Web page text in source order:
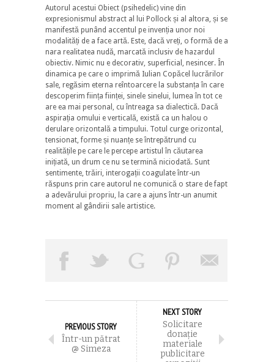
Autorul acestui Obiect (psihedelic) vine din
expresionismul abstract al lui Pollock și al altora, și se
manifestă punând accentul pe invenția unor noi
modalități de a face artă. Este, dacă vreți, o formă de a
nara realitatea nudă, marcată inclusiv de hazardul
obiectiv. Nimic nu e decorativ, superficial, nesincer. În
dinamica pe care o imprimă Iulian Copăcel lucrărilor
sale, regăsim eterna reîntoarcere la substanța în care
descoperim ființa ființei, sinele sinelui, lumea în tot ce
are ea mai personal, cu întreaga sa dialectică. Dacă
aspirația omului e verticală, există ca un halou o
derulare orizontală a timpului. Totul curge orizontal,
tensionat, forme și nuanțe se întrepătrund cu
realitățile pe care le percepe artistul în căutarea
inițiată, un drum ce nu se termină niciodată. Sunt
sentimente, trăiri, interogații coagulate într-un
răspuns prin care autorul ne comunică o stare de fapt
a adevărului propriu, la care a ajuns într-un anumit
moment al gândirii sale artistice.
PREVIOUS STORY
Într-un pătrat
@ Simeza
NEXT STORY
Solicitare
donaţie
materiale
publicitare